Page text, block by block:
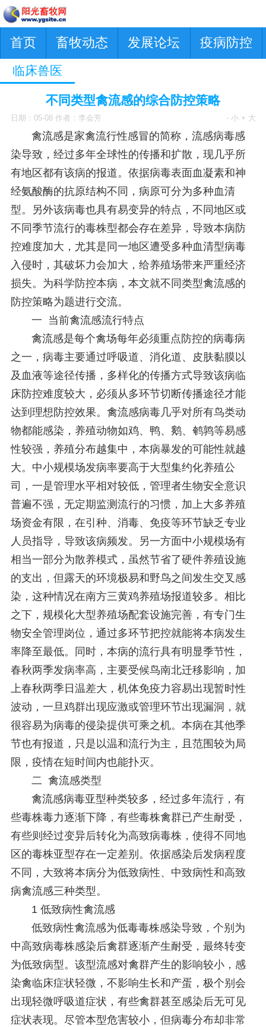
首页 畜牧动态 发展论坛 疫病防控
临床兽医
不同类型禽流感的综合防控策略
日期：05-08 作者：李会芳 - 小 + 大
禽流感是家禽流行性感冒的简称，流感病毒感
染导致，经过多年全球性的传播和扩散，现几乎所
有地区都有该病的报道。依据病毒表面血凝素和神
经氨酸酶的抗原结构不同，病原可分为多种血清
型。另外该病毒也具有易变异的特点，不同地区或
不同季节流行的毒株型都会存在差异，导致本病防
控难度加大，尤其是同一地区遭受多种血清型病毒
入侵时，其破坏力会加大，给养殖场带来严重经济
损失。为科学防控本病，本文就不同类型禽流感的
防控策略为题进行交流。
一 当前禽流感流行特点
禽流感是每个禽场每年必须重点防控的病毒病
之一，病毒主要通过呼吸道、消化道、皮肤黏膜以
及血液等途径传播，多样化的传播方式导致该病临
床防控难度较大，必须从多环节切断传播途径才能
达到理想防控效果。禽流感病毒几乎对所有鸟类动
物都能感染，养殖动物如鸡、鸭、鹅、鹌鹑等易感
性较强，养殖分布越集中，本病暴发的可能性就越
大。中小规模场发病率要高于大型集约化养殖公
司，一是管理水平相对较低，管理者生物安全意识
普遍不强，无定期监测流行的习惯，加上大多养殖
场资金有限，在引种、消毒、免疫等环节缺乏专业
人员指导，导致该病频发。另一方面中小规模场有
相当一部分为散养模式，虽然节省了硬件养殖设施
的支出，但露天的环境极易和野鸟之间发生交叉感
染，这种情况在南方三黄鸡养殖场报道较多。相比
之下，规模化大型养殖场配套设施完善，有专门生
物安全管理岗位，通过多环节把控就能将本病发生
率降至最低。同时，本病的流行具有明显季节性，
春秋两季发病率高，主要受候鸟南北迁移影响，加
上春秋两季日温差大，机体免疫力容易出现暂时性
波动，一旦鸡群出现应激或管理环节出现漏洞，就
很容易为病毒的侵染提供可乘之机。本病在其他季
节也有报道，只是以温和流行为主，且范围较为局
限，疫情在短时间内也能扑灭。
二 禽流感类型
禽流感病毒亚型种类较多，经过多年流行，有
些毒株毒力逐渐下降，有些毒株禽群已产生耐受，
有些则经过变异后转化为高致病毒株，使得不同地
区的毒株亚型存在一定差别。依据感染后发病程度
不同，大致将本病分为低致病性、中致病性和高致
病禽流感三种类型。
1 低致病性禽流感
低致病性禽流感为低毒毒株感染导致，个别为
中高致病毒株感染后禽群逐渐产生耐受，最终转变
为低致病型。该型流感对禽群产生的影响较小，感
染禽临床症状轻微，不影响生长和产蛋，极个别会
出现轻微呼吸道症状，有些禽群甚至感染后无可见
症状表现。尽管本型危害较小，但病毒分布却非常